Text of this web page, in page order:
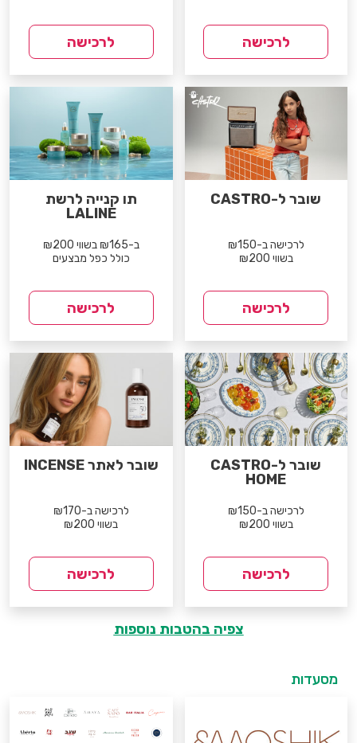
לרכישה לרכישה
שובר ל-CASTRO
לרכישה ב-₪150
בשווי ₪200
לרכישה
תו קנייה לרשת
LALINE
ב-₪165 בשווי ₪200
כולל כפל מבצעים
לרכישה
שובר ל-CASTRO
HOME
לרכישה ב-₪150
בשווי ₪200
לרכישה
שובר לאתר INCENSE
לרכישה ב-₪170
בשווי ₪200
לרכישה
צפיה בהטבות נוספות
מסעדות